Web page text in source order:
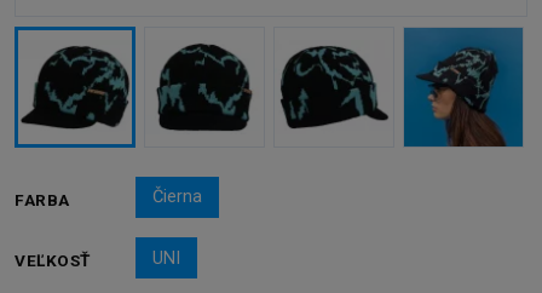
FARBA Čierna
VEĽKOSŤ UNI